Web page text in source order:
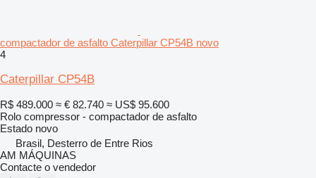
compactador de asfalto Caterpillar CP54B novo
4
Caterpillar CP54B
R$ 489.000 ≈ € 82.740 ≈ US$ 95.600
Rolo compressor - compactador de asfalto
Estado novo
Brasil, Desterro de Entre Rios
AM MÁQUINAS
Contacte o vendedor